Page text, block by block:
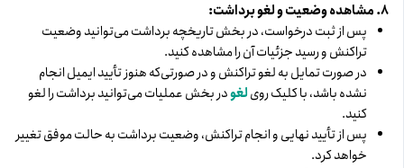
۸. مشاهده وضعیت و لغو برداشت:
پس از ثبت درخواست، در بخش تاریخچه برداشت می‌توانید وضعیت
تراکنش و رسید جزئیات آن را مشاهده کنید.
در صورت تمایل به لغو تراکنش و در صورتی‌که هنوز تأیید ایمیل انجام
نشده باشد، با کلیک رویلغودر بخش عملیات می‌توانید برداشت را لغو
کنید.
پس از تأیید نهایی و انجام تراکنش، وضعیت برداشت به حالت موفق تغییر
خواهد کرد.